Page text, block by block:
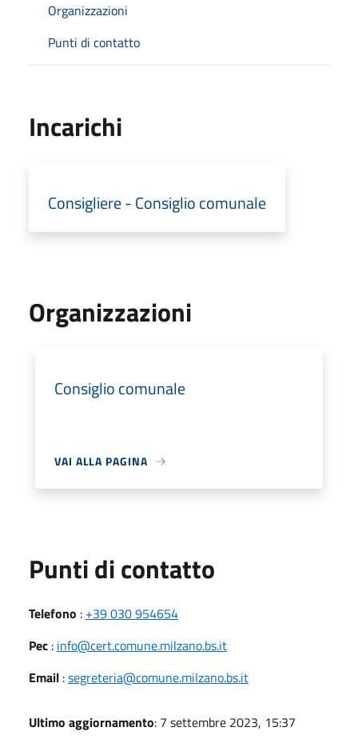
Organizzazioni
Punti di contatto
Incarichi
Consigliere - Consiglio comunale
Organizzazioni
Consiglio comunale
VAI ALLA PAGINA
Punti di contatto
Telefono : +39 030 954654
Pec : info@cert.comune.milzano.bs.it
Email :segreteria@comune.milzano.bs.it
Ultimo aggiornamento: 7 settembre 2023, 15:37